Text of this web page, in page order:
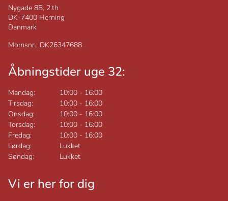
Nygade 8B, 2.th
DK-7400 Herning
Danmark
Momsnr.: DK26347688
Åbningstider uge 32:
Mandag: 10:00 - 16:00
Tirsdag:
10:00 - 16:00
Onsdag:
10:00 - 16:00
Torsdag:
10:00 - 16:00
Fredag:
10:00 - 16:00
Lørdag:
Lukket
Søndag:
Lukket
Vi er her for dig